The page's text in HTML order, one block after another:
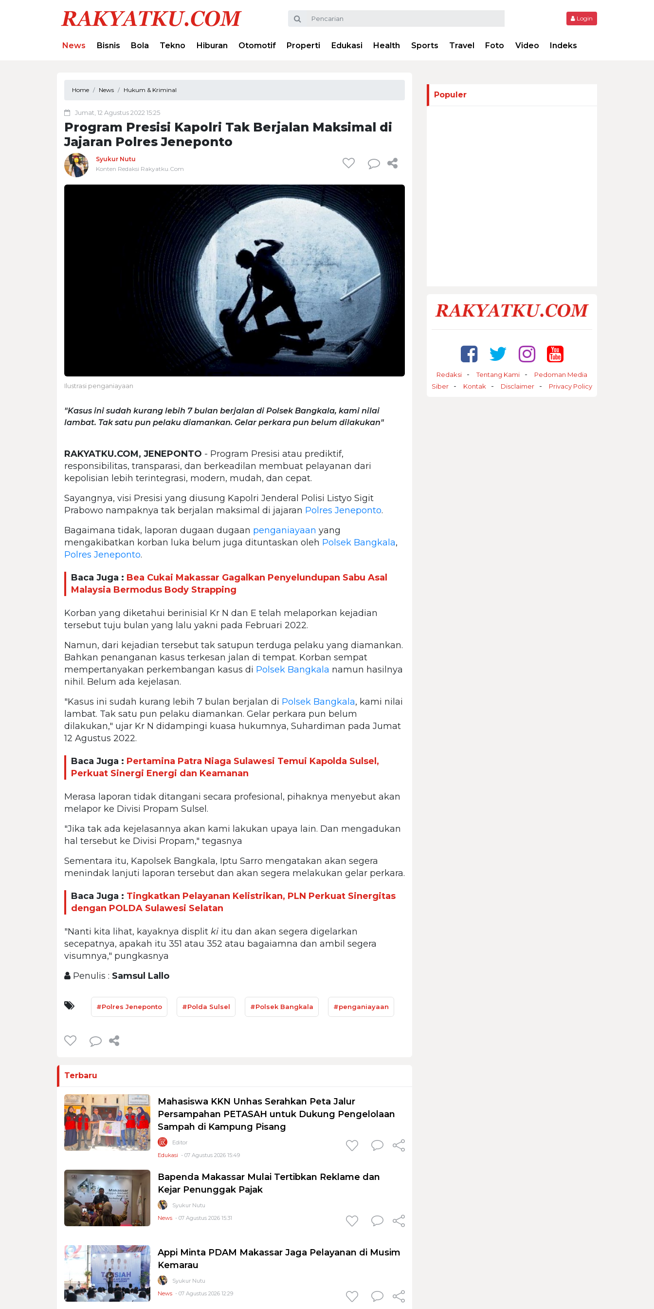
Login
News Bisnis Bola Tekno Hiburan Otomotif Properti Edukasi Health Sports Travel Foto Video Indeks
Home News Hukum & Kriminal
Jumat, 12 Agustus 2022 15:25
Program Presisi Kapolri Tak Berjalan Maksimal di
Jajaran Polres Jeneponto
Syukur Nutu
Konten Redaksi Rakyatku.Com
Ilustrasi penganiayaan
"Kasus ini sudah kurang lebih 7 bulan berjalan di Polsek Bangkala, kami nilai
lambat. Tak satu pun pelaku diamankan. Gelar perkara pun belum dilakukan"
RAKYATKU.COM, JENEPONTO - Program Presisi atau prediktif,
responsibilitas, transparasi, dan berkeadilan membuat pelayanan dari
kepolisian lebih terintegrasi, modern, mudah, dan cepat.
Sayangnya, visi Presisi yang diusung Kapolri Jenderal Polisi Listyo Sigit
Prabowo nampaknya tak berjalan maksimal di jajaran Polres Jeneponto.
Bagaimana tidak, laporan dugaan dugaan penganiayaan yang
mengakibatkan korban luka belum juga dituntaskan oleh Polsek Bangkala,
Polres Jeneponto.
Baca Juga : Bea Cukai Makassar Gagalkan Penyelundupan Sabu Asal
Malaysia Bermodus Body Strapping
Korban yang diketahui berinisial Kr N dan E telah melaporkan kejadian
tersebut tuju bulan yang lalu yakni pada Februari 2022.
Namun, dari kejadian tersebut tak satupun terduga pelaku yang diamankan.
Bahkan penanganan kasus terkesan jalan di tempat. Korban sempat
mempertanyakan perkembangan kasus di Polsek Bangkala namun hasilnya
nihil. Belum ada kejelasan.
"Kasus ini sudah kurang lebih 7 bulan berjalan di Polsek Bangkala, kami nilai
lambat. Tak satu pun pelaku diamankan. Gelar perkara pun belum
dilakukan," ujar Kr N didampingi kuasa hukumnya, Suhardiman pada Jumat
12 Agustus 2022.
Baca Juga : Pertamina Patra Niaga Sulawesi Temui Kapolda Sulsel,
Perkuat Sinergi Energi dan Keamanan
Merasa laporan tidak ditangani secara profesional, pihaknya menyebut akan
melapor ke Divisi Propam Sulsel.
"Jika tak ada kejelasannya akan kami lakukan upaya lain. Dan mengadukan
hal tersebut ke Divisi Propam," tegasnya
Sementara itu, Kapolsek Bangkala, Iptu Sarro mengatakan akan segera
menindak lanjuti laporan tersebut dan akan segera melakukan gelar perkara.
Baca Juga : Tingkatkan Pelayanan Kelistrikan, PLN Perkuat Sinergitas
dengan POLDA Sulawesi Selatan
"Nanti kita lihat, kayaknya displit ki itu dan akan segera digelarkan
secepatnya, apakah itu 351 atau 352 atau bagaiamna dan ambil segera
visumnya," pungkasnya
Penulis : Samsul Lallo
#Polres Jeneponto #Polda Sulsel #Polsek Bangkala #penganiayaan
Terbaru
Mahasiswa KKN Unhas Serahkan Peta Jalur
Persampahan PETASAH untuk Dukung Pengelolaan
Sampah di Kampung Pisang
Editor
Edukasi - 07 Agustus 2026 15:49
Bapenda Makassar Mulai Tertibkan Reklame dan
Kejar Penunggak Pajak
Syukur Nutu
News - 07 Agustus 2026 15:31
Appi Minta PDAM Makassar Jaga Pelayanan di Musim
Kemarau
Syukur Nutu
News - 07 Agustus 2026 12:29
Populer
Redaksi Tentang Kami
Pedoman Media
Siber
Kontak Disclaimer Privacy Policy